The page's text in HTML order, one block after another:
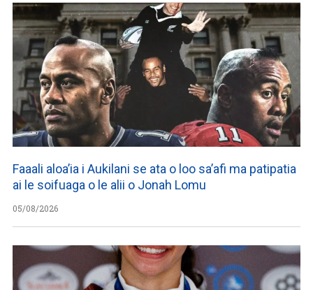
Faaali aloa’ia i Aukilani se ata o loo sa’afi ma patipatia
ai le soifuaga o le alii o Jonah Lomu
05/08/2026